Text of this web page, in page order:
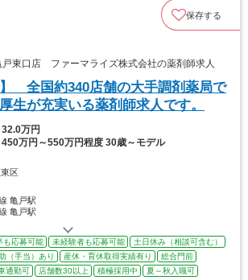
保存する
戸東口店 ファーマライズ株式会社の薬剤師求人
】 全国約340店舗の大手調剤薬局で
生が充実いる薬剤師求人です。
32.0万円
450万円～550万円程度 30歳～モデル
区
亀戸駅
亀戸駅
も応募可能 未経験者も応募可能
土日休み（相談可含む）
（手当）あり 産休・育休取得実績有り
総合門前
通勤可 店舗数30以上 積極採用中
夏～秋入職可